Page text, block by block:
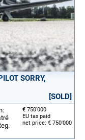
SORRY,
[SOLD]
€ 750'000
EU tax paid
net price: € 750'000